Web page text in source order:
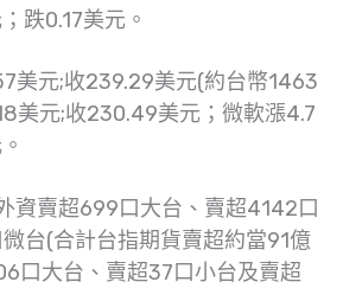
跌0.17美元。
美元;收239.29美元(約台幣1463
美元;收230.49美元；微軟漲4.7
資賣超699口大台、賣超4142口
台(合計台指期貨賣超約當91億
口大台、賣超37口小台及賣超